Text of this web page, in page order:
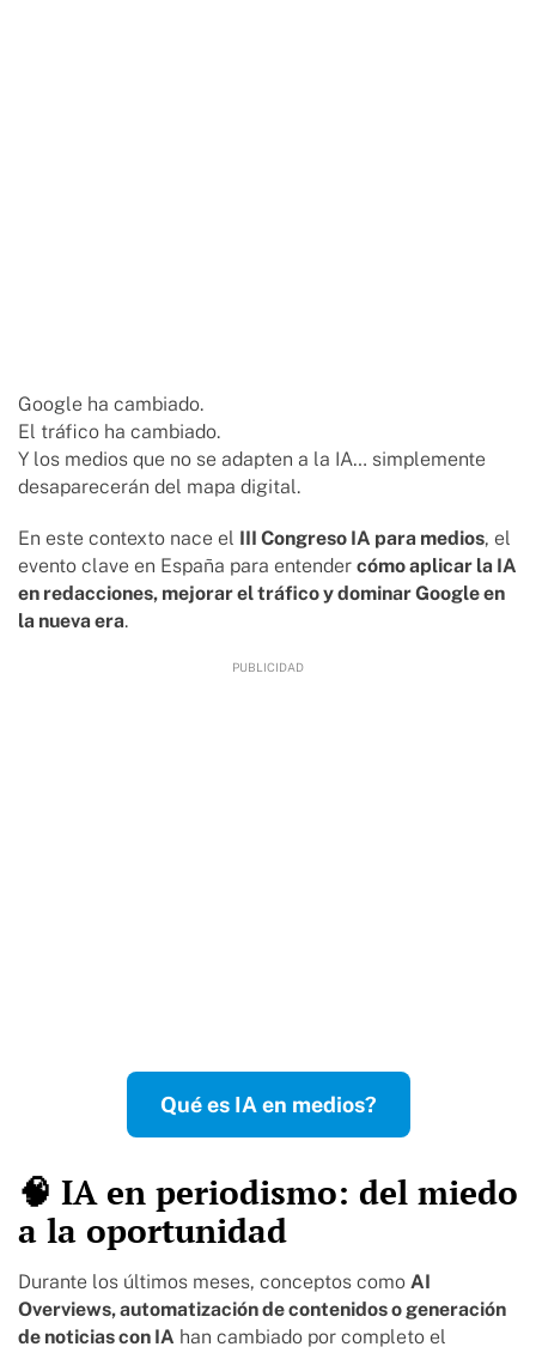
Google ha cambiado.
El tráfico ha cambiado.
Y los medios que no se adapten a la IA… simplemente
desaparecerán del mapa digital.
En este contexto nace el III Congreso IA para medios, el
evento clave en España para entender cómo aplicar la IA
en redacciones, mejorar el tráfico y dominar Google en
la nueva era.
Qué es IA en medios?
🧠 IA en periodismo: del miedo
a la oportunidad
Durante los últimos meses, conceptos como AI
Overviews, automatización de contenidos o generación
de noticias con IA han cambiado por completo el